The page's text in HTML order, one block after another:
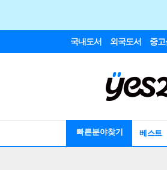
국내도서 외국도서 중고
빠른분야찾기 베스트